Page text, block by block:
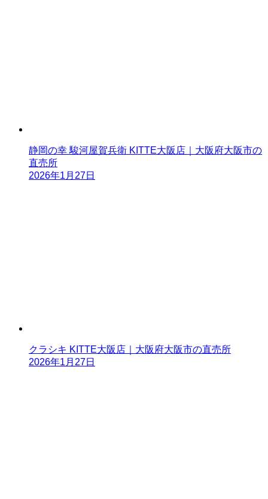
静岡の幸 駿河屋賀兵衛 KITTE大阪店｜大阪府大阪市の
直売所
2026年1月27日
クラシキ KITTE大阪店｜大阪府大阪市の直売所
2026年1月27日